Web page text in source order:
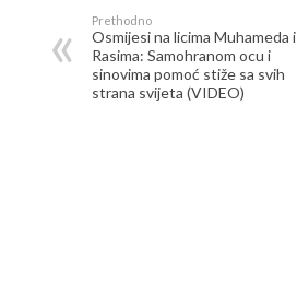
Prethodno
Osmijesi na licima Muhameda i
Rasima: Samohranom ocu i
sinovima pomoć stiže sa svih
strana svijeta (VIDEO)